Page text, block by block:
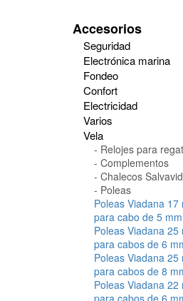
Accesorios
Seguridad
Electrónica marina
Fondeo
Confort
Electricidad
Varios
Vela
Relojes para
Complementos
Chalecos
Poleas
Poleas Viadana
para cabo de 5 mm
Poleas Viadana
para cabos de 6
Poleas Viadana
para cabos de 8
Poleas Viadana
para cabos de 6